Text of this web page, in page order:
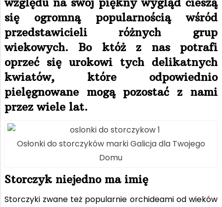
się ogromną popularnością wśród
przedstawicieli różnych grup
wiekowych. Bo któż z nas potrafi
oprzeć się urokowi tych delikatnych
kwiatów, które odpowiednio
pielęgnowane mogą pozostać z nami
przez wiele lat.
Osłonki do storczyków marki Galicja dla Twojego
Domu
Storczyk niejedno ma imię
Storczyki zwane też popularnie orchideami od wieków